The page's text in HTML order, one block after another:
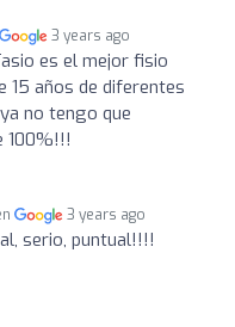
3 years ago
es el mejor fisio
15 años de diferentes
no tengo que
100%!!!
3 years ago
serio, puntual!!!!